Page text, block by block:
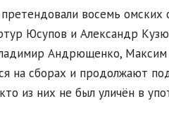
восемь омских
Юсупов и Александр
Андрющенко,
на сборах и продолжают
из них не был уличён в